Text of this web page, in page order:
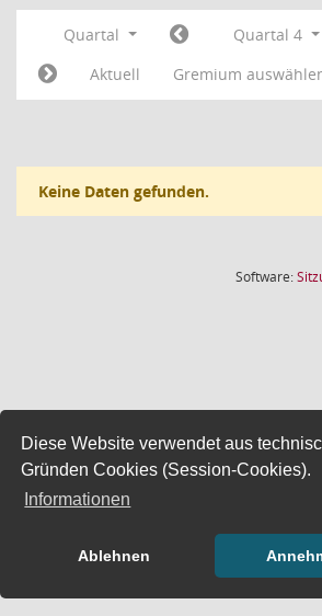
Diese Website verwendet aus
Gründen Cookies (Session-Cookies).
Informationen
Ablehnen
Quartal Quartal 4
Aktuell
Gremium
Keine Daten gefunden.
Software: